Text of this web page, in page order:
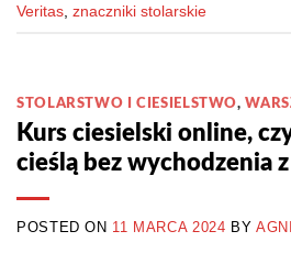
Veritas znaczniki stolarskie
STOLARSTWO I CIESIELSTWO,
Kurs ciesielski online,
cieślą bez wychodzenia
POSTED ON 11 MARCA 2024 BY